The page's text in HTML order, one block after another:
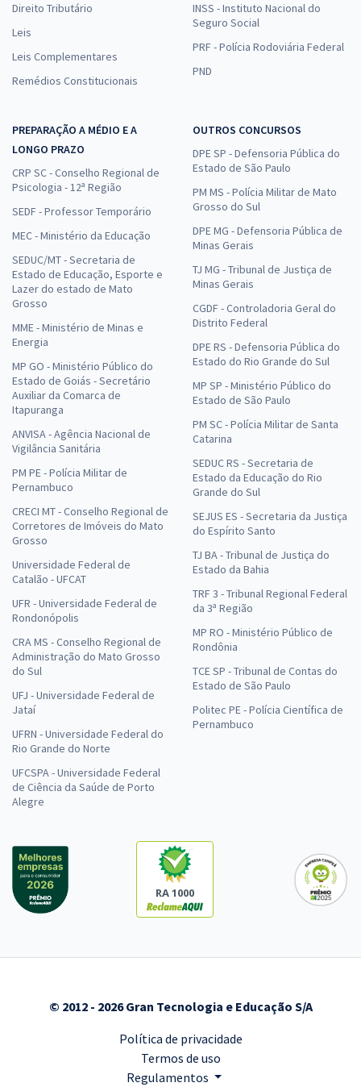
Direito Tributário
Leis
Leis Complementares
Remédios Constitucionais
INSS - Instituto Nacional do
Seguro Social
PRF - Polícia Rodoviária Federal
PND
PREPARAÇÃO A MÉDIO E A
LONGO PRAZO
CRP SC - Conselho Regional de
Psicologia - 12ª Região
SEDF - Professor Temporário
MEC - Ministério da Educação
SEDUC/MT - Secretaria de
Estado de Educação, Esporte e
Lazer do estado de Mato
Grosso
MME - Ministério de Minas e
Energia
MP GO - Ministério Público do
Estado de Goiás - Secretário
Auxiliar da Comarca de
Itapuranga
ANVISA - Agência Nacional de
Vigilância Sanitária
PM PE - Polícia Militar de
Pernambuco
CRECI MT - Conselho Regional de
Corretores de Imóveis do Mato
Grosso
Universidade Federal de
Catalão - UFCAT
UFR - Universidade Federal de
Rondonópolis
CRA MS - Conselho Regional de
Administração do Mato Grosso
do Sul
UFJ - Universidade Federal de
Jataí
UFRN - Universidade Federal do
Rio Grande do Norte
UFCSPA - Universidade Federal
de Ciência da Saúde de Porto
Alegre
OUTROS CONCURSOS
DPE SP - Defensoria Pública do
Estado de São Paulo
PM MS - Polícia Militar de Mato
Grosso do Sul
DPE MG - Defensoria Pública de
Minas Gerais
TJ MG - Tribunal de Justiça de
Minas Gerais
CGDF - Controladoria Geral do
Distrito Federal
DPE RS - Defensoria Pública do
Estado do Rio Grande do Sul
MP SP - Ministério Público do
Estado de São Paulo
PM SC - Polícia Militar de Santa
Catarina
SEDUC RS - Secretaria de
Estado da Educação do Rio
Grande do Sul
SEJUS ES - Secretaria da Justiça
do Espírito Santo
TJ BA - Tribunal de Justiça do
Estado da Bahia
TRF 3 - Tribunal Regional Federal
da 3ª Região
MP RO - Ministério Público de
Rondônia
TCE SP - Tribunal de Contas do
Estado de São Paulo
Politec PE - Polícia Científica de
Pernambuco
RA 1000
© 2012 - 2026 Gran Tecnologia e Educação S/A
Política de privacidade
Termos de uso
Regulamentos